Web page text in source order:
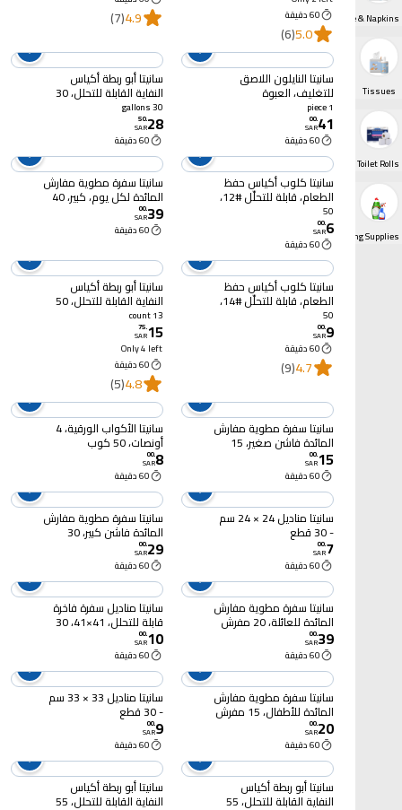
Disposables Tableware & Napkins
Tissues
Kitchen & Toilet Rolls
Cleaning Supplies
60 دقيقة
5.0
(6)
4.9
(7)
سانيتا النايلون اللاصق
للتغليف، العبوة
الاقتصادية، 45 سم، 1 رول1 piece
41
.
00
SAR
60 دقيقة
سانيتا أبو ربطة أكياس
النفاية القابلة للتحلل، 30
غالون، 25 كيس
30 gallons
28
.
50
SAR
60 دقيقة
سانيتا كلوب أكياس حفظ
الطعام، قابلة للتحلّل #12،
50 كيس
50
6
.
00
SAR
60 دقيقة
سانيتا سفرة مطوية مفارش
المائدة لكل يوم، كبير، 40
مفرش
39
.
00
SAR
60 دقيقة
سانيتا كلوب أكياس حفظ
الطعام، قابلة للتحلّل #14،
50 كيس
50
9
.
00
SAR
60 دقيقة
4.7
(9)
سانيتا أبو ربطة أكياس
النفاية القابلة للتحلل، 50
غالون، 13 كيس
13 count
15
.
75
SAR
Only 4 left
60 دقيقة
4.8
(5)
سانيتا سفرة مطوية مفارش
المائدة فاشن صغير، 15
مفرش
15
.
00
SAR
60 دقيقة
سانيتا الأكواب الورقية، 4
أونصات، 50 كوب
8
.
00
SAR
60 دقيقة
سانيتا مناديل 24 × 24 سم
- 30 قطع
7
.
00
SAR
60 دقيقة
سانيتا سفرة مطوية مفارش
المائدة فاشن كبير، 30
مفرش
29
.
00
SAR
60 دقيقة
سانيتا سفرة مطوية مفارش
المائدة للعائلة، 20 مفرش
39
.
00
SAR
60 دقيقة
سانيتا مناديل سفرة فاخرة
قابلة للتحلل، 41×41، 30
قطع
10
.
00
SAR
60 دقيقة
سانيتا سفرة مطوية مفارش
المائدة للأطفال، 15 مفرش
20
.
00
SAR
60 دقيقة
سانيتا مناديل 33 × 33 سم
- 30 قطع
9
.
00
SAR
60 دقيقة
سانيتا أبو ربطة أكياس
النفاية القابلة للتحلل، 55
سانيتا أبو ربطة أكياس
النفاية القابلة للتحلل، 55